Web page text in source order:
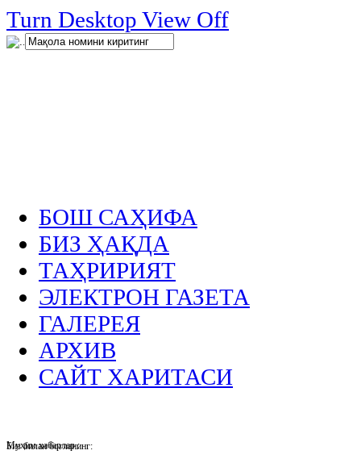
Turn Desktop View Off
.
БОШ САҲИФА
БИЗ ҲАҚДА
ТАҲРИРИЯТ
ЭЛЕКТРОН ГАЗЕТА
ГАЛЕРЕЯ
АРХИВ
САЙТ ХАРИТАСИ
Муҳим хабарлар :
Биз билан боғланинг: